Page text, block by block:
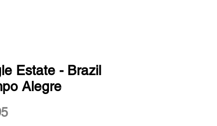
Estate - Brazil
Alegre
Prijs